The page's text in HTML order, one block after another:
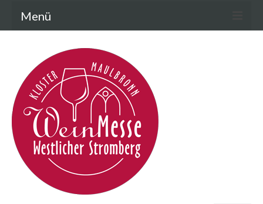
Menü
Veranstaltungen
Lage & Tradition
Probieren & Kaufen
Kontakt